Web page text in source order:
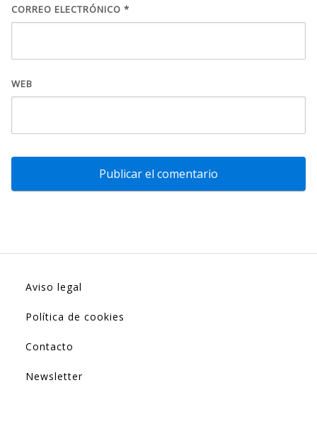
CORREO ELECTRÓNICO *
WEB
Aviso legal
Política de cookies
Contacto
Newsletter